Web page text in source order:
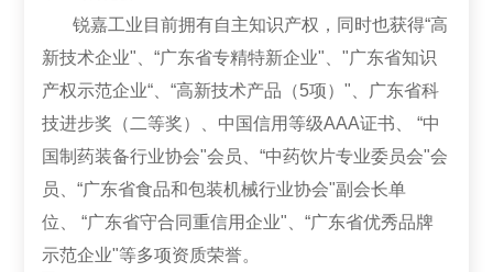
锐嘉工业目前拥有自主知识产权，同时也获得“高
新技术企业"、“广东省专精特新企业"、"广东省知识
产权示范企业“、“高新技术产品（5项）"、广东省科
技进步奖（二等奖）、中国信用等级AAA证书、 “中
国制药装备行业协会"会员、“中药饮片专业委员会"会
员、“广东省食品和包装机械行业协会"副会长单
位、 “广东省守合同重信用企业"、“广东省优秀品牌
示范企业"等多项资质荣誉。